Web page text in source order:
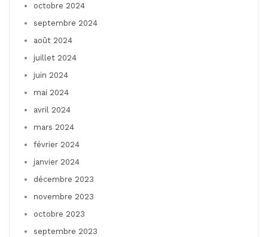
octobre 2024
septembre 2024
août 2024
juillet 2024
juin 2024
mai 2024
avril 2024
mars 2024
février 2024
janvier 2024
décembre 2023
novembre 2023
octobre 2023
septembre 2023